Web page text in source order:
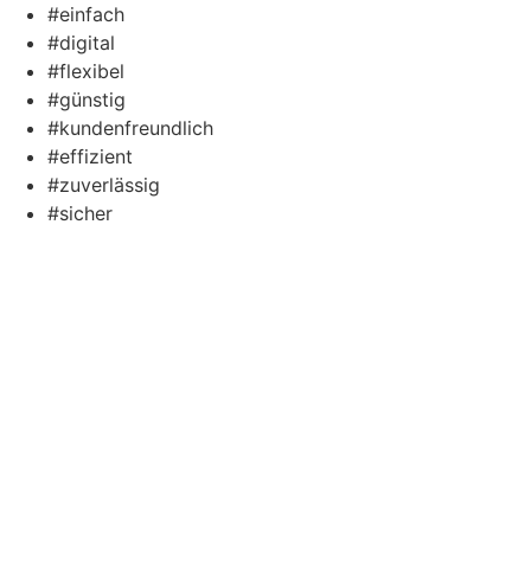
#einfach
#digital
#flexibel
#günstig
#kundenfreundlich
#effizient
#zuverlässig
#sicher